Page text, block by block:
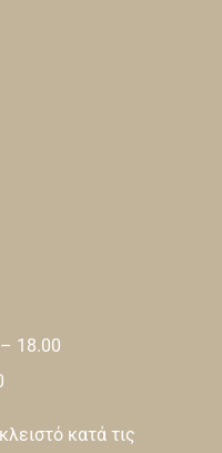
18.00
κατά τις